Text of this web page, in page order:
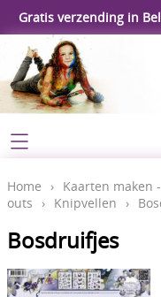
Gratis verzending in
Webshop
Koopjeshoek
****Nieuw****
Workshop
Gereedschap
Home
Contact
Mijn account
Home › Kaarten maken
outs
› Knipvellen ›
Bosdruifjes